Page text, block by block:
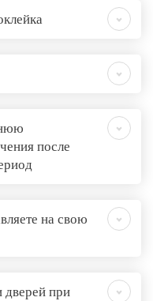
после
на свою
дверей при